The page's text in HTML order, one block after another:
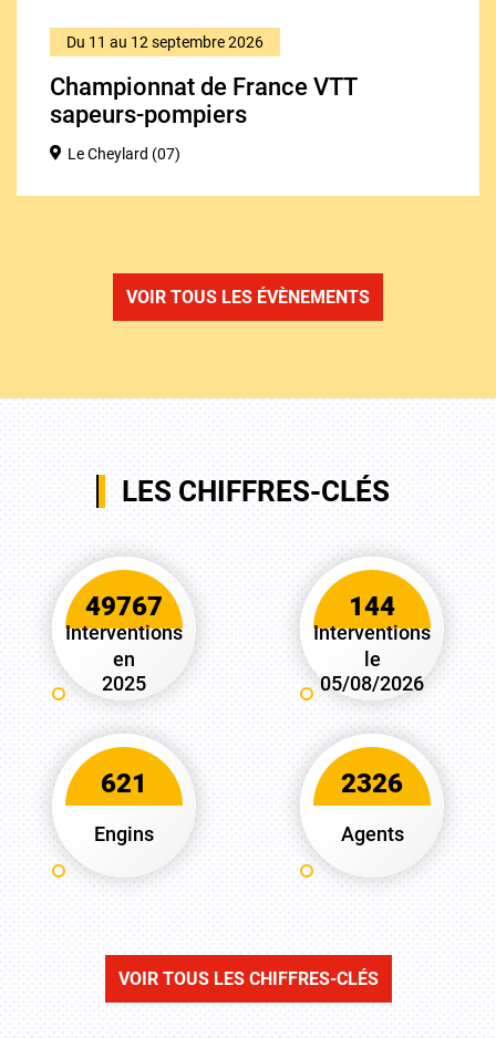
Du 11 au 12 septembre 2026
Championnat de France VTT
sapeurs-pompiers
Le Cheylard (07)
VOIR TOUS LES ÉVÈNEMENTS
LES CHIFFRES-CLÉS
49767
Interventions
en
2025
144
Interventions
le
05/08/2026
621
Engins
2326
Agents
VOIR TOUS LES CHIFFRES-CLÉS